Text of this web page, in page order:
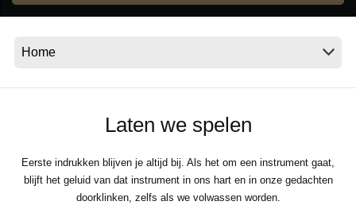
Laten we spelen
Eerste indrukken blijven je altijd bij. Als het om een instrument gaat,
blijft het geluid van dat instrument in ons hart en in onze gedachten
doorklinken, zelfs als we volwassen worden.